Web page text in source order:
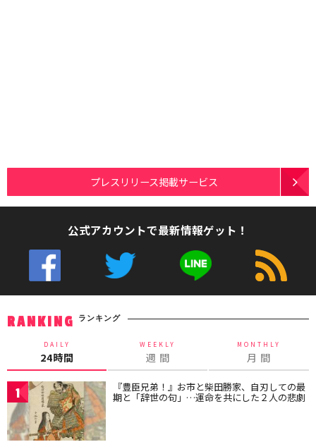
プレスリリース掲載サービス
公式アカウントで最新情報ゲット！
RANKING ランキング
DAILY
24時間
WEEKLY
週 間
MONTHLY
月 間
1 『豊臣兄弟！』お市と柴田勝家、自刃しての最
期と「辞世の句」…運命を共にした２人の悲劇